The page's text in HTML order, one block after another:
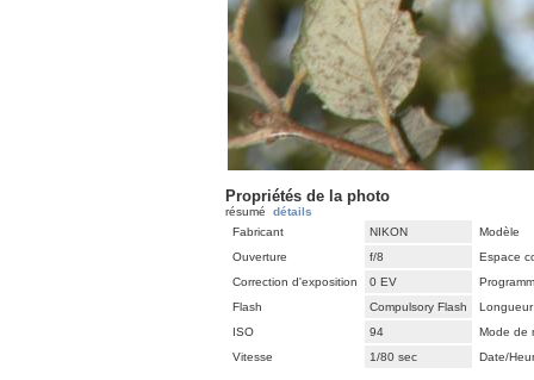
Propriétés de la photo
résumé détails
Fabricant
NIKON
Modèle
Ouverture
f/8
Espace
Correction d'exposition
0 EV
Flash
Compulsory Flash
ISO
94
Mode de
Vitesse
1/80 sec Date/